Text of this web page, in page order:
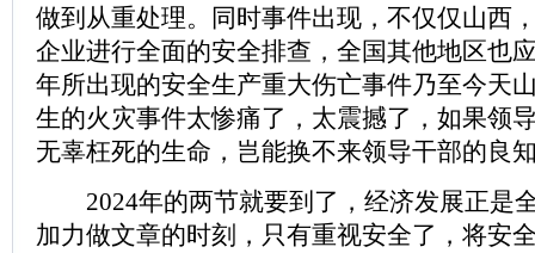
做到从重处理。同时事件出现，不仅仅山西
企业进行全面的安全排查，全国其他地区也
年所出现的安全生产重大伤亡事件乃至今天
生的火灾事件太惨痛了，太震撼了，如果领
无辜枉死的生命，岂能换不来领导干部的良
2024年的两节就要到了，经济发展正是
加力做文章的时刻，只有重视安全了，将安